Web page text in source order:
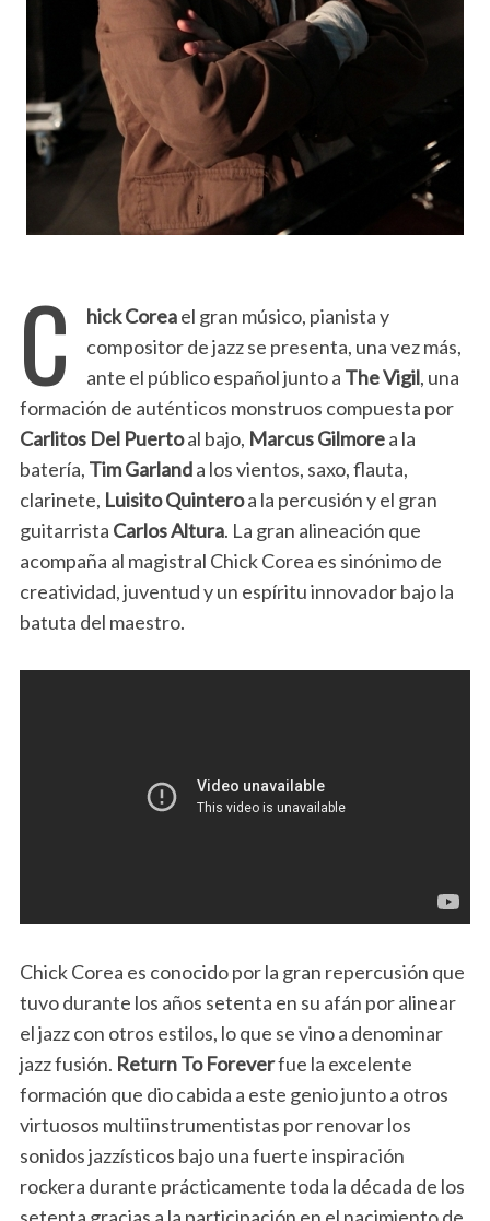
C hick Coreael gran músico, pianista y
compositor de jazz se presenta, una vez más,
ante el público español junto a The Vigil, una
formación de auténticos monstruos compuesta por
Carlitos Del Puertoal bajo, Marcus Gilmorea la
batería, Tim Garlanda los vientos, saxo, flauta,
clarinete, Luisito Quinteroa la percusión y el gran
guitarrista Carlos Altura. La gran alineación que
acompaña al magistral Chick Corea es sinónimo de
creatividad, juventud y un espíritu innovador bajo la
batuta del maestro.
Chick Corea es conocido por la gran repercusión que
tuvo durante los años setenta en su afán por alinear
el jazz con otros estilos, lo que se vino a denominar
jazz fusión. Return To Foreverfue la excelente
formación que dio cabida a este genio junto a otros
virtuosos multiinstrumentistas por renovar los
sonidos jazzísticos bajo una fuerte inspiración
rockera durante prácticamente toda la década de los